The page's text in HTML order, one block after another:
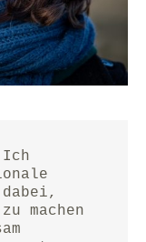
machen